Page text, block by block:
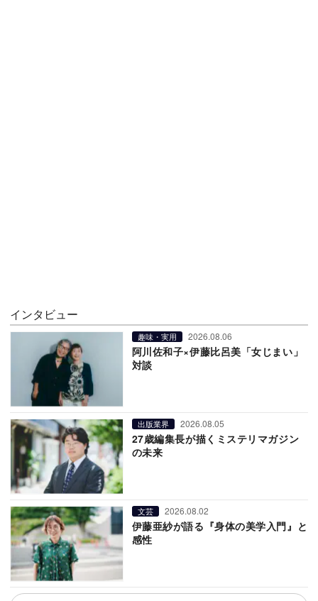
インタビュー
趣味・実用 2026.08.06
阿川佐和子×伊藤比呂美「女じまい」
対談
出版業界 2026.08.05
27歳編集長が描くミステリマガジン
の未来
文芸 2026.08.02
伊藤亜紗が語る『身体の美学入門』と
感性